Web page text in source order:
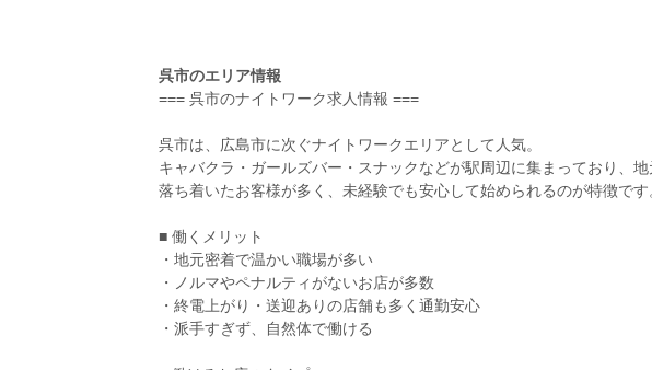
呉市のエリア情報
=== 呉市のナイトワーク求人情報 ===
呉市は、広島市に次ぐナイトワークエリアとして人気。
キャバクラ・ガールズバー・スナックなどが駅周辺に集まっており、
落ち着いたお客様が多く、未経験でも安心して始められるのが特徴です
■ 働くメリット
・地元密着で温かい職場が多い
・ノルマやペナルティがないお店が多数
・終電上がり・送迎ありの店舗も多く通勤安心
・派手すぎず、自然体で働ける